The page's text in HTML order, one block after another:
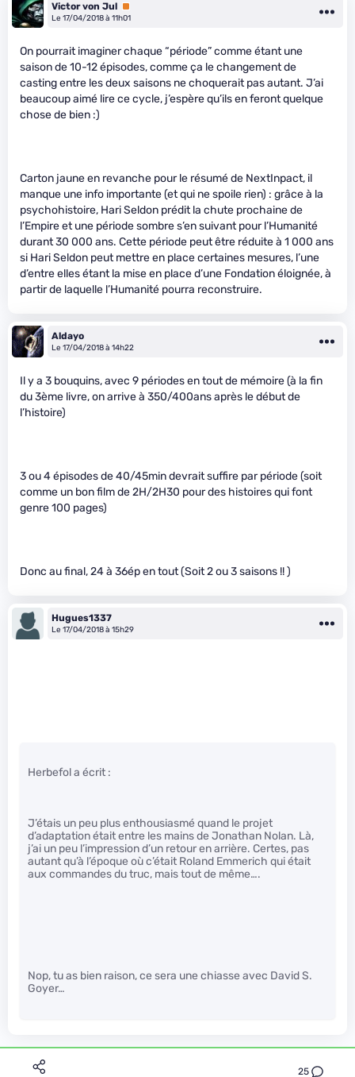
25
Victor von Jul Premium
Le 17/04/2018 à 11h01
On pourrait imaginer chaque “période” comme étant une
saison de 10-12 épisodes, comme ça le changement de
casting entre les deux saisons ne choquerait pas autant. J’ai
beaucoup aimé lire ce cycle, j’espère qu’ils en feront quelque
chose de bien :)
Carton jaune en revanche pour le résumé de NextInpact, il
manque une info importante (et qui ne spoile rien) : grâce à la
psychohistoire, Hari Seldon prédit la chute prochaine de
l’Empire et une période sombre s’en suivant pour l’Humanité
durant 30 000 ans. Cette période peut être réduite à 1 000 ans
si Hari Seldon peut mettre en place certaines mesures, l’une
d’entre elles étant la mise en place d’une Fondation éloignée, à
partir de laquelle l’Humanité pourra reconstruire.
Aldayo
Le 17/04/2018 à 14h22
Il y a 3 bouquins, avec 9 périodes en tout de mémoire (à la fin
du 3ème livre, on arrive à 350/400ans après le début de
l’histoire)
3 ou 4 épisodes de 40/45min devrait suffire par période (soit
comme un bon film de 2H/2H30 pour des histoires qui font
genre 100 pages)
Donc au final, 24 à 36ép en tout (Soit 2 ou 3 saisons !! )
Hugues1337
Le 17/04/2018 à 15h29
Herbefol a écrit :
J’étais un peu plus enthousiasmé quand le projet
d’adaptation était entre les mains de Jonathan Nolan. Là,
j’ai un peu l’impression d’un retour en arrière. Certes, pas
autant qu’à l’époque où c’était Roland Emmerich qui était
aux commandes du truc, mais tout de même….
Nop, tu as bien raison, ce sera une chiasse avec David S.
Goyer…